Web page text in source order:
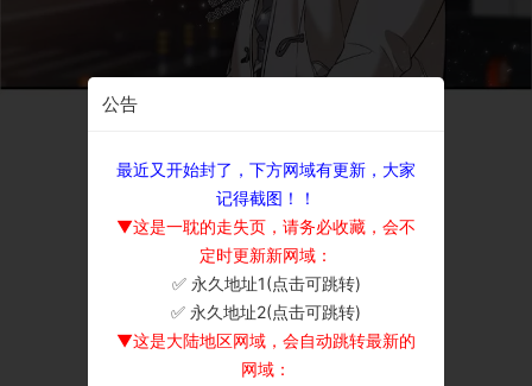
公告
最近又开始封了，下方网域有更新，大家
记得截图！！
▼这是一耽的走失页，请务必收藏，会不
定时更新新网域：
✅ 永久地址1(点击可跳转)
✅ 永久地址2(点击可跳转)
▼这是大陆地区网域，会自动跳转最新的
网域：